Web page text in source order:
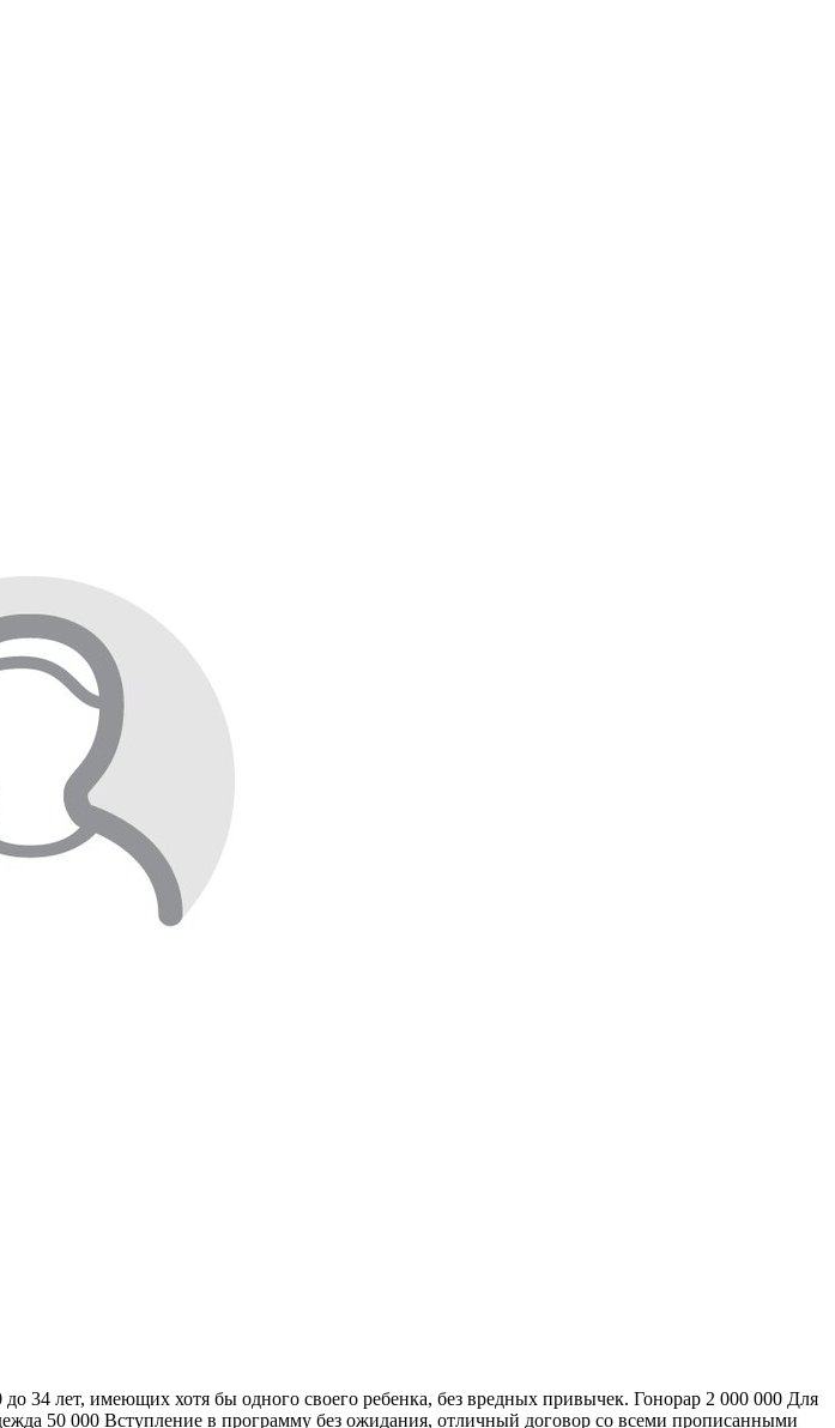
лет, имеющих хотя бы одного своего ребенка, без вредных привычек. Гонорар 2 000 000 Для
50 000 Вступление в программу без ожидания, отличный договор со всеми прописанными